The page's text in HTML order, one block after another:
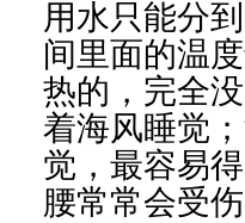
用水只能分
间里面的温
热的，完全
着海风睡觉
觉，最容易
腰常常会受